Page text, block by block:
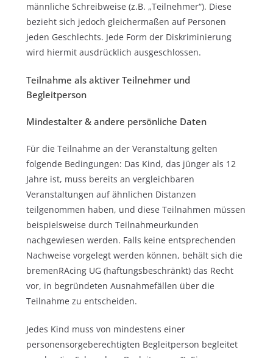
männliche Schreibweise (z.B. „Teilnehmer“). Diese
bezieht sich jedoch gleichermaßen auf Personen
jeden Geschlechts. Jede Form der Diskriminierung
wird hiermit ausdrücklich ausgeschlossen.
Teilnahme als aktiver Teilnehmer und
Begleitperson
Mindestalter & andere persönliche Daten
Für die Teilnahme an der Veranstaltung gelten
folgende Bedingungen: Das Kind, das jünger als 12
Jahre ist, muss bereits an vergleichbaren
Veranstaltungen auf ähnlichen Distanzen
teilgenommen haben, und diese Teilnahmen müssen
beispielsweise durch Teilnahmeurkunden
nachgewiesen werden. Falls keine entsprechenden
Nachweise vorgelegt werden können, behält sich die
bremenRAcing UG (haftungsbeschränkt) das Recht
vor, in begründeten Ausnahmefällen über die
Teilnahme zu entscheiden.
Jedes Kind muss von mindestens einer
personensorgeberechtigten Begleitperson begleitet